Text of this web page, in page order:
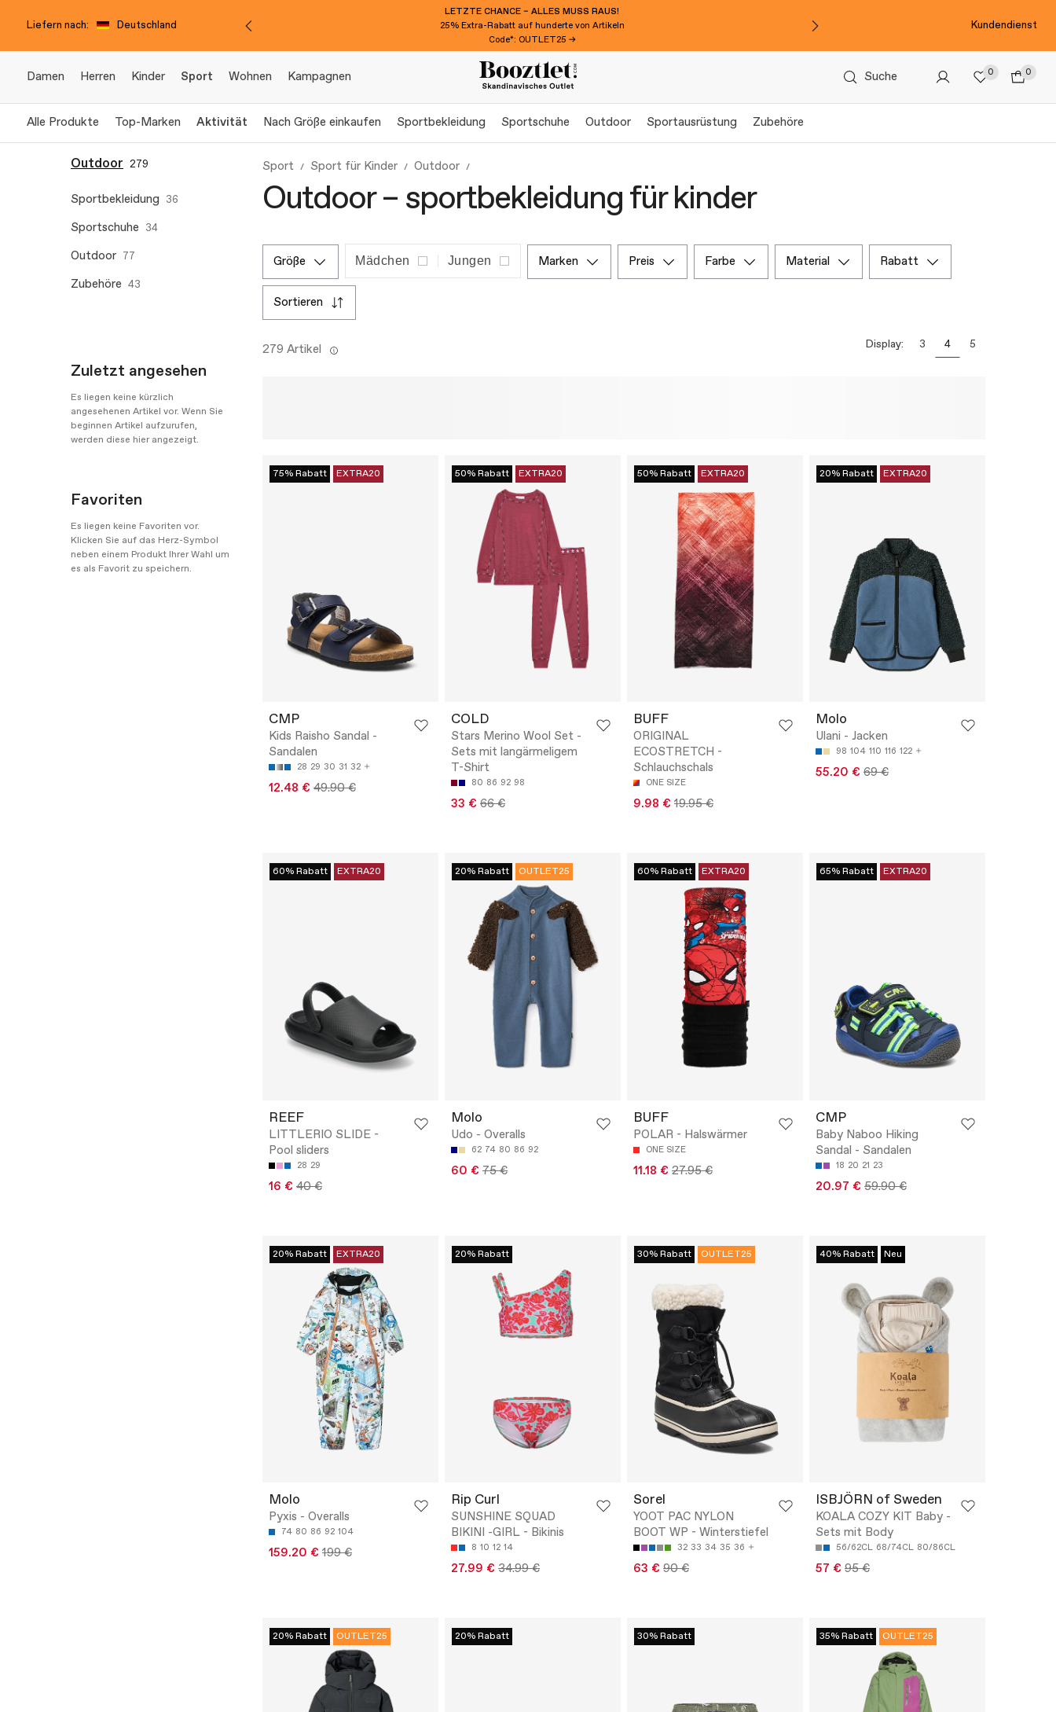
Liefern nach: Deutschland
LETZTE CHANCE – ALLES MUSS RAUS!
25% Extra-Rabatt auf hunderte von Artikeln
Code*: OUTLET25 →
Kundendienst
Damen Herren Kinder Sport Wohnen Kampagnen Suche 0 0
Alle Produkte Top-Marken Aktivität Nach Größe einkaufen Sportbekleidung Sportschuhe Outdoor Sportausrüstung Zubehöre
Outdoor 279
Sportbekleidung 36
Sportschuhe 34
Outdoor 77
Zubehöre 43
Zuletzt angesehen
Es liegen keine kürzlich
angesehenen Artikel vor. Wenn Sie
beginnen Artikel aufzurufen,
werden diese hier angezeigt.
Favoriten
Es liegen keine Favoriten vor.
Klicken Sie auf das Herz-Symbol
neben einem Produkt Ihrer Wahl um
es als Favorit zu speichern.
Sport Sport für Kinder Outdoor
Outdoor – sportbekleidung für kinder
größe Mädchen Jungen marken preis farbe material rabatt
sortieren
279 Artikel Display: 3 4 5
75% Rabatt EXTRA20
CMP
Kids Raisho Sandal -
Sandalen
28 29 30 31 32
12.48 € 49.90 €
50% Rabatt EXTRA20
COLD
Stars Merino Wool Set -
Sets mit langärmeligem
T-Shirt
80 86 92 98
33 € 66 €
50% Rabatt EXTRA20
BUFF
ORIGINAL
ECOSTRETCH -
Schlauchschals
ONE SIZE
9.98 € 19.95 €
20% Rabatt EXTRA20
Molo
Ulani - Jacken
98 104 110 116 122
55.20 € 69 €
60% Rabatt EXTRA20
REEF
LITTLERIO SLIDE -
Pool sliders
28 29
16 € 40 €
20% Rabatt OUTLET25
Molo
Udo - Overalls
62 74 80 86 92
60 € 75 €
60% Rabatt EXTRA20
BUFF
POLAR - Halswärmer
ONE SIZE
11.18 € 27.95 €
65% Rabatt EXTRA20
CMP
Baby Naboo Hiking
Sandal - Sandalen
18 20 21 23
20.97 € 59.90 €
20% Rabatt EXTRA20
Molo
Pyxis - Overalls
74 80 86 92 104
159.20 € 199 €
20% Rabatt
Rip Curl
SUNSHINE SQUAD
BIKINI -GIRL - Bikinis
8 10 12 14
27.99 € 34.99 €
30% Rabatt OUTLET25
Sorel
YOOT PAC NYLON
BOOT WP - Winterstiefel
32 33 34 35 36
63 € 90 €
40% Rabatt Neu
ISBJÖRN of Sweden
KOALA COZY KIT Baby -
Sets mit Body
56/62CL 68/74CL 80/86CL
57 € 95 €
20% Rabatt OUTLET25 20% Rabatt 30% Rabatt 35% Rabatt OUTLET25